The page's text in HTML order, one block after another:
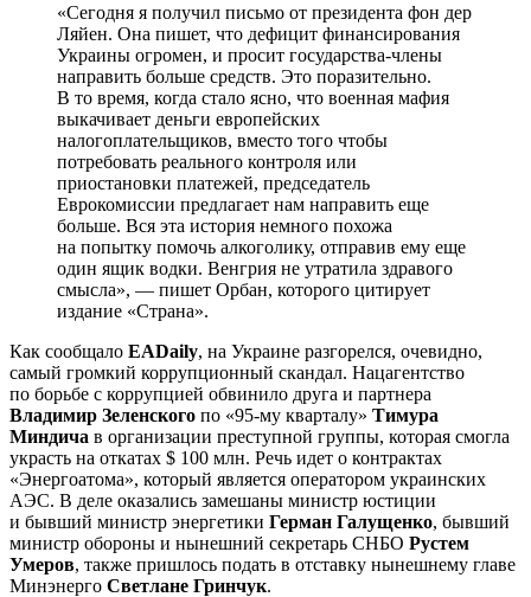
«Сегодня я получил письмо от президента фон дер
Ляйен. Она пишет, что дефицит финансирования
Украины огромен, и просит государства-члены
направить больше средств. Это поразительно.
В то время, когда стало ясно, что военная мафия
выкачивает деньги европейских
налогоплательщиков, вместо того чтобы
потребовать реального контроля или
приостановки платежей, председатель
Еврокомиссии предлагает нам направить еще
больше. Вся эта история немного похожа
на попытку помочь алкоголику, отправив ему еще
один ящик водки. Венгрия не утратила здравого
смысла», — пишет Орбан, которого цитирует
издание «Страна».
Как сообщало EADaily, на Украине разгорелся, очевидно,
самый громкий коррупционный скандал. Нацагентство
по борьбе с коррупцией обвинило друга и партнера
Владимир Зеленского по «95-му кварталу» Тимура
Миндича в организации преступной группы, которая смогла
украсть на откатах $ 100 млн. Речь идет о контрактах
«Энергоатома», который является оператором украинских
АЭС. В деле оказались замешаны министр юстиции
и бывший министр энергетики Герман Галущенко, бывший
министр обороны и нынешний секретарь СНБО Рустем
Умеров, также пришлось подать в отставку нынешнему главе
Минэнерго Светлане Гринчук.